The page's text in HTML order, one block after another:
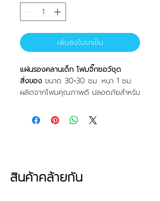
เพิ่มลงในรถเข็น
แผ่นรองคลานเด็ก โฟมจิ๊กซอว์ชุด
สิ่งของ ขนาด 30×30 ซม. หนา 1 ซม.
ผลิตจากโฟมคุณภาพดี ปลอดภัยสำหรับ
เรียนรู้สิ่งต่าง ๆ รอบตัวผ่านการเล่น
โฟมปูพื้นจิ๊กซอว์ชุดสิ่งของ มาพร้อม
สิ่งของใกล้ตัว
สินค้าคล้ายกัน